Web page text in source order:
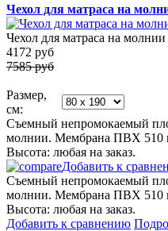
Чехол для матраса на
Чехол для матраса на
4172 руб
7585 руб
Размер,
см:
Съемный непромокаемый
молнии. Мембрана ПВХ 510
Высота: любая на заказ.
Добавить к
Съемный непромокаемый
молнии. Мембрана ПВХ 510
Высота: любая на заказ.
Добавить к сравнению